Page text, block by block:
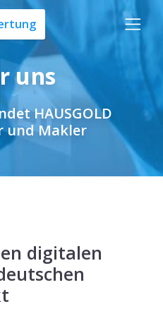
uns
HAUSGOLD
und Makler
digitalen